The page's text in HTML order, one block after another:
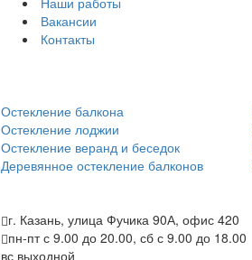
Вакансии
Контакты
Остекление балкона
Остекление лоджии
Остекление веранд и беседок
Деревянное остекление балконов
г. Казань, улица Фучика 90А, офис 420
пн-пт с 9.00 до 20.00, сб с 9.00 до 18.00
вс выходной